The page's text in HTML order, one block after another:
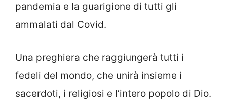
pandemia e la guarigione di tutti gli
ammalati dal Covid.
Una preghiera che raggiungerà tutti i
fedeli del mondo, che unirà insieme i
sacerdoti, i religiosi e l’intero popolo di Dio.